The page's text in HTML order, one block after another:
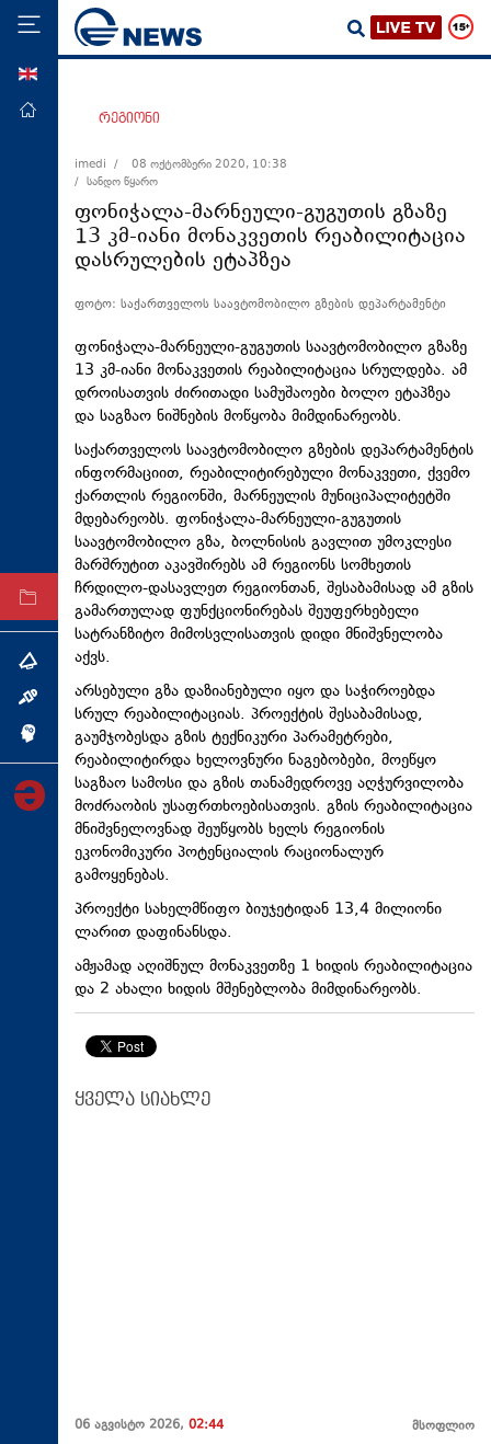
მთავარი
ეკონომიკა
მსოფლიო
ჯანდაცვა
თავდაცვა
რეგიონი
სპორტი
ტექნოლოგიები
ტაბლოიდი
თემა
ინტერვიუ
ინქვიზიცია
რეგიონი
imedi /
08 ოქტომბერი 2020, 10:38
/ სანდო წყარო
ფონიჭალა-მარნეული-გუგუთის გზაზე
13 კმ-იანი მონაკვეთის რეაბილიტაცია
დასრულების ეტაპზეა
ფოტო: საქართველოს საავტომობილო გზების დეპარტამენტი
ფონიჭალა-მარნეული-გუგუთის საავტომობილო გზაზე
13 კმ-იანი მონაკვეთის რეაბილიტაცია სრულდება. ამ
დროისათვის ძირითადი სამუშაოები ბოლო ეტაპზეა
და საგზაო ნიშნების მოწყობა მიმდინარეობს.
საქართველოს საავტომობილო გზების დეპარტამენტის
ინფორმაციით, რეაბილიტირებული მონაკვეთი, ქვემო
ქართლის რეგიონში, მარნეულის მუნიციპალიტეტში
მდებარეობს. ფონიჭალა-მარნეული-გუგუთის
საავტომობილო გზა, ბოლნისის გავლით უმოკლესი
მარშრუტით აკავშირებს ამ რეგიონს სომხეთის
ჩრდილო-დასავლეთ რეგიონთან, შესაბამისად ამ გზის
გამართულად ფუნქციონირებას შეუფერხებელი
სატრანზიტო მიმოსვლისათვის დიდი მნიშვნელობა
აქვს.
არსებული გზა დაზიანებული იყო და საჭიროებდა
სრულ რეაბილიტაციას. პროექტის შესაბამისად,
გაუმჯობესდა გზის ტექნიკური პარამეტრები,
რეაბილიტირდა ხელოვნური ნაგებობები, მოეწყო
საგზაო სამოსი და გზის თანამედროვე აღჭურვილობა
მოძრაობის უსაფრთხოებისათვის. გზის რეაბილიტაცია
მნიშვნელოვნად შეუწყობს ხელს რეგიონის
ეკონომიკური პოტენციალის რაციონალურ
გამოყენებას.
პროექტი სახელმწიფო ბიუჯეტიდან 13,4 მილიონი
ლარით დაფინანსდა.
ამჟამად აღიშნულ მონაკვეთზე 1 ხიდის რეაბილიტაცია
და 2 ახალი ხიდის მშენებლობა მიმდინარეობს.
ყველა სიახლე
06 აგვისტო 2026, 02:44 მსოფლიო